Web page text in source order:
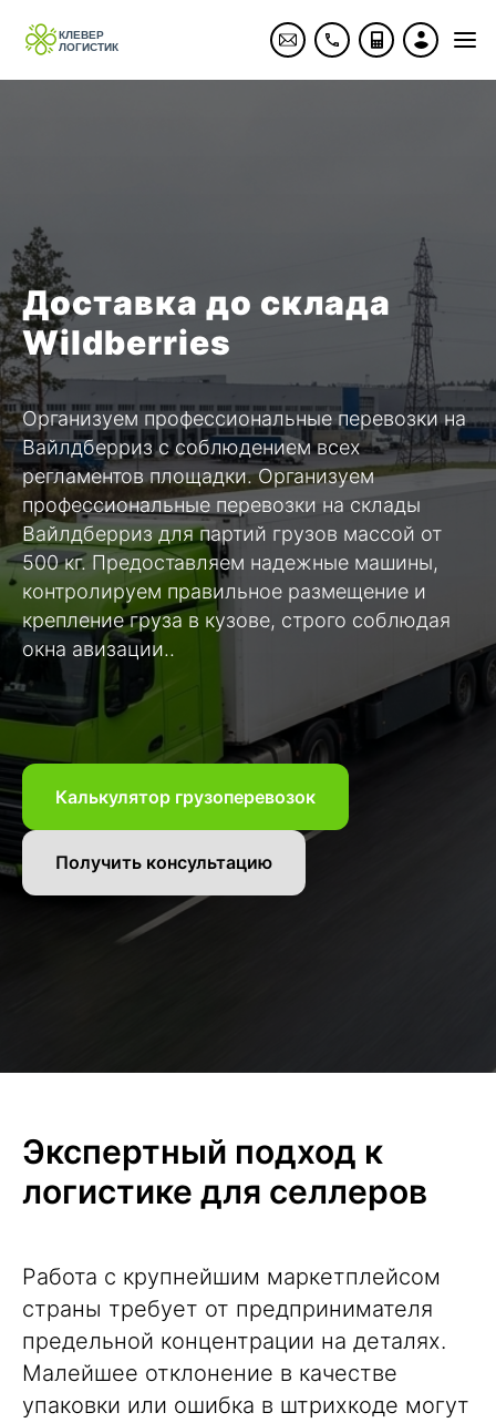
Доставка до склада
Wildberries
Организуем профессиональные перевозки на
Вайлдберриз с соблюдением всех
регламентов площадки. Организуем
профессиональные перевозки на склады
Вайлдберриз для партий грузов массой от
500 кг. Предоставляем надежные машины,
контролируем правильное размещение и
крепление груза в кузове, строго соблюдая
окна авизации..
Калькулятор грузоперевозок
Получить консультацию
Экспертный подход к
логистике для селлеров
Работа с крупнейшим маркетплейсом
страны требует от предпринимателя
предельной концентрации на деталях.
Малейшее отклонение в качестве
упаковки или ошибка в штрихкоде могут